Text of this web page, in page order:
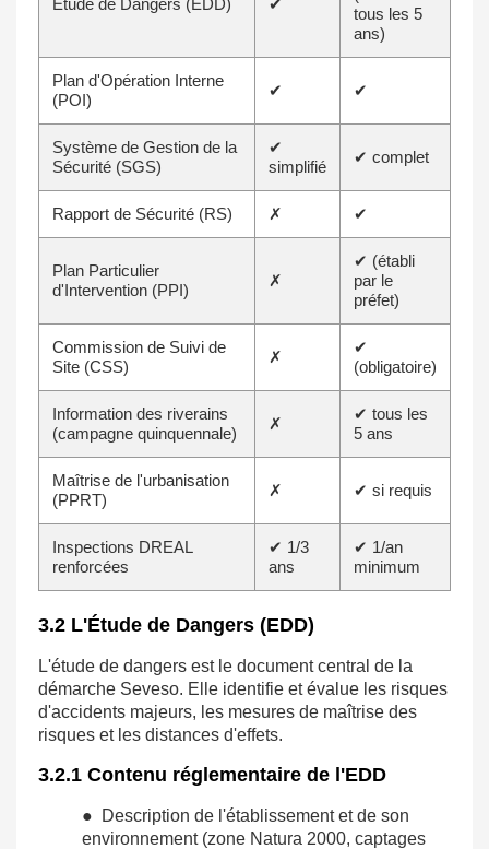
Étude de Dangers (EDD) ✔
tous les 5
ans)
Plan d'Opération Interne
(POI)
✔ ✔
Système de Gestion de la
Sécurité (SGS)
✔
simplifié
✔ complet
Rapport de Sécurité (RS) ✗ ✔
Plan Particulier
d'Intervention (PPI)
✗
✔ (établi
par le
préfet)
Commission de Suivi de
Site (CSS)
✗
✔
(obligatoire)
Information des riverains
(campagne quinquennale)
✗
✔ tous les
5 ans
Maîtrise de l'urbanisation
(PPRT)
✗ ✔ si requis
Inspections DREAL
renforcées
✔ 1/3
ans
✔ 1/an
minimum
3.2 L'Étude de Dangers (EDD)
L'étude de dangers est le document central de la
démarche Seveso. Elle identifie et évalue les risques
d'accidents majeurs, les mesures de maîtrise des
risques et les distances d'effets.
3.2.1 Contenu réglementaire de l'EDD
● Description de l'établissement et de son
environnement (zone Natura 2000, captages